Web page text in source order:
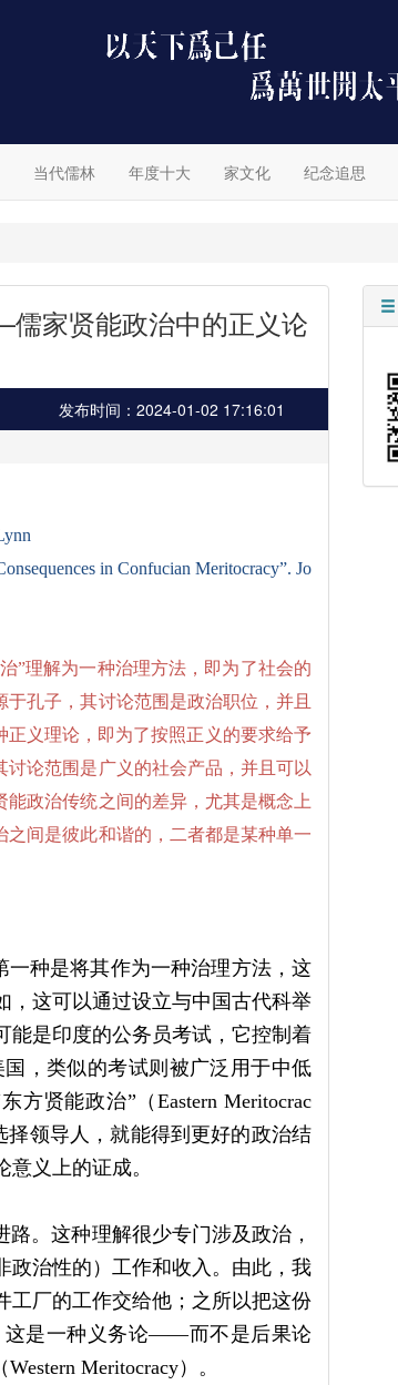
当代儒林 年度十大 家文化 纪念追思
家贤能政治中的正义论
发布时间：2024-01-02 17:16:01
in Confucian Meritocracy”. Jo
”理解为一种治理方法，即为了社会的
孔子，其讨论范围是政治职位，并且
义理论，即为了按照正义的要求给予
论范围是广义的社会产品，并且可以
政治传统之间的差异，尤其是概念上
间是彼此和谐的，二者都是某种单一
一种是将其作为一种治理方法，这
，这可以通过设立与中国古代科举
能是印度的公务员考试，它控制着
，类似的考试则被广泛用于中低
贤能政治”（Eastern Meritocrac
领导人，就能得到更好的政治结
义上的证成。
。这种理解很少专门涉及政治，
政治性的）工作和收入。由此，我
工厂的工作交给他；之所以把这份
这是一种义务论——而不是后果论
Meritocracy）。